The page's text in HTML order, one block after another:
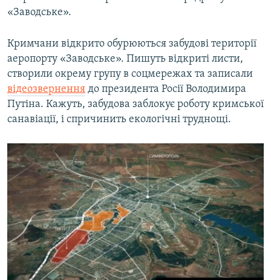
«Заводське».
Кримчани відкрито обурюються забудові території
аеропорту «Заводське». Пишуть відкриті листи,
створили окрему групу в соцмережах та записали
відеозвернення до президента Росії Володимира
Путіна. Кажуть, забудова заблокує роботу кримської
санавіації, і спричинить екологічні труднощі.